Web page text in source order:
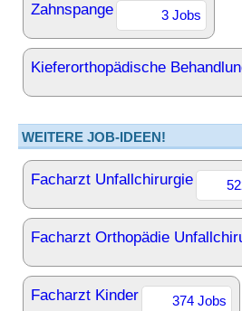
Zahnspange 3 Jobs
Kieferorthopädische
WEITERE JOB-IDEEN!
Facharzt Unfallchirurgie
Facharzt Orthopädie
Facharzt Kinder 374 Jobs